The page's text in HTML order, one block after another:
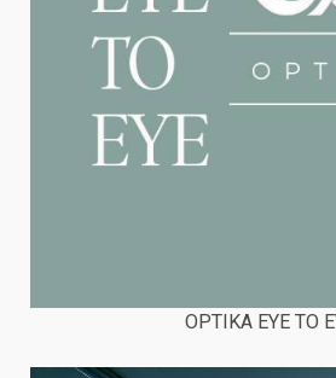
OPTIKA EYE TO